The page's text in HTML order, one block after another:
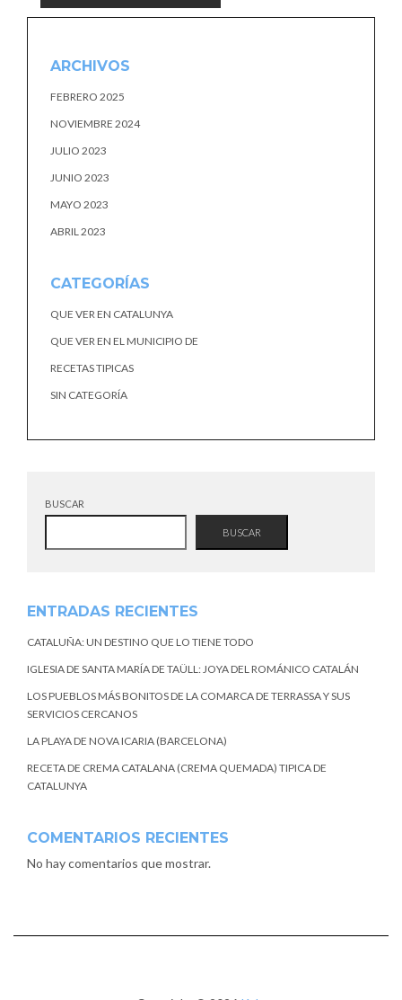
ARCHIVOS
FEBRERO 2025
NOVIEMBRE 2024
JULIO 2023
JUNIO 2023
MAYO 2023
ABRIL 2023
CATEGORÍAS
QUE VER EN CATALUNYA
QUE VER EN EL MUNICIPIO DE
RECETAS TIPICAS
SIN CATEGORÍA
BUSCAR
BUSCAR
ENTRADAS RECIENTES
CATALUÑA: UN DESTINO QUE LO TIENE TODO
IGLESIA DE SANTA MARÍA DE TAÜLL: JOYA DEL ROMÁNICO CATALÁN
LOS PUEBLOS MÁS BONITOS DE LA COMARCA DE TERRASSA Y SUS
SERVICIOS CERCANOS
LA PLAYA DE NOVA ICARIA (BARCELONA)
RECETA DE CREMA CATALANA (CREMA QUEMADA) TIPICA DE
CATALUNYA
COMENTARIOS RECIENTES
No hay comentarios que mostrar.